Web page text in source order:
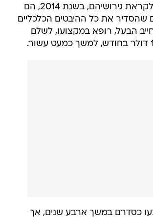
ארוכים בחו"ל. לקראת גירושיהם, בשנת 2014, הם
את כל ההיבטים הכלכליים
הבעל, רופא במקצועו, לשלם
כסדרם במשך ארבע שנים, אך